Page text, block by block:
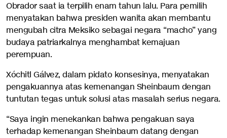
Obrador saat ia terpilih enam tahun lalu. Para pemilih
menyatakan bahwa presiden wanita akan membantu
mengubah citra Meksiko sebagai negara “macho” yang
budaya patriarkalnya menghambat kemajuan
perempuan.
Xóchitl Gálvez, dalam pidato konsesinya, menyatakan
pengakuannya atas kemenangan Sheinbaum dengan
tuntutan tegas untuk solusi atas masalah serius negara.
“Saya ingin menekankan bahwa pengakuan saya
terhadap kemenangan Sheinbaum datang dengan